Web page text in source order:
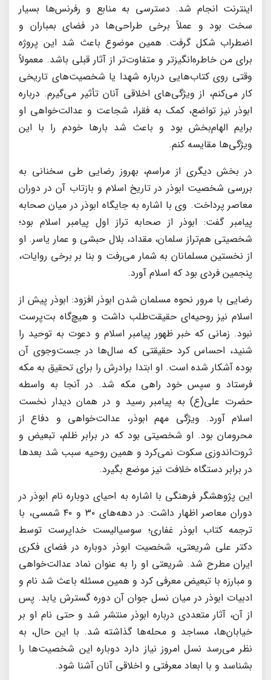
اینترنت انجام شد. دسترسی به منابع و رفرنس‌ها بسیار
سخت بود و عملاً برخی طراحی‌ها در فضای بمباران و
اضطراب شکل گرفت. همین موضوع باعث شد این پروژه
برای من خاطره‌انگیزتر و متفاوت‌تر از آثار قبلی باشد. معمولاً
وقتی روی کتاب‌هایی درباره شهدا یا شخصیت‌های تاریخی
کار می‌کنم، از ویژگی‌های اخلاقی آنان تأثیر می‌گیرم. درباره
ابوذر نیز تواضع، کمک به فقرا، شجاعت و عدالت‌خواهی او
برایم الهام‌بخش بود و باعث شد بارها خودم را با این
ویژگی‌ها مقایسه کنم.
در بخش دیگری از مراسم، بهروز رضایی طی سخنانی به
بررسی شخصیت ابوذر در تاریخ اسلام و بازتاب آن در دوران
معاصر پرداخت. وی با اشاره به جایگاه ابوذر در میان صحابه
پیامبر گفت: ابوذر از صحابه تراز اول پیامبر اسلام بود؛
شخصیتی هم‌تراز سلمان، مقداد، بلال حبشی و عمار یاسر. او
از نخستین مسلمانان به شمار می‌رفت و بنا بر برخی روایات،
پنجمین فردی بود که اسلام آورد.
رضایی با مرور نحوه مسلمان شدن ابوذر افزود: ابوذر پیش از
اسلام نیز روحیه‌ای حقیقت‌طلب داشت و هیچ‌گاه بت‌پرست
نبود. زمانی که خبر ظهور پیامبر اسلام و دعوت به توحید را
شنید، احساس کرد حقیقتی که سال‌ها در جست‌وجوی آن
بوده آشکار شده است. او ابتدا برادرش را برای تحقیق به مکه
فرستاد و سپس خود راهی مکه شد. در آنجا به واسطه
حضرت علی(ع) به پیامبر رسید و در همان دیدار نخست
اسلام آورد. ویژگی مهم ابوذر، عدالت‌خواهی و دفاع از
محرومان بود. او شخصیتی بود که در برابر ظلم، تبعیض و
ثروت‌اندوزی سکوت نمی‌کرد و همین روحیه سبب شد بعدها
در برابر دستگاه خلافت نیز موضع بگیرد.
این پژوهشگر فرهنگی با اشاره به احیای دوباره نام ابوذر در
دوران معاصر اظهار داشت: در دهه‌های ۳۰ و ۴۰ شمسی، با
ترجمه کتاب ابوذر غفاری؛ سوسیالیست خداپرست توسط
دکتر علی شریعتی، شخصیت ابوذر دوباره در فضای فکری
ایران مطرح شد. شریعتی او را به عنوان نماد عدالت‌خواهی
و مبارزه با تبعیض معرفی کرد و همین مسئله باعث شد نام و
ادبیات ابوذر در میان نسل جوان آن دوره گسترش یابد. پس
از آن، آثار متعددی درباره ابوذر منتشر شد و حتی نام او بر
خیابان‌ها، مساجد و محله‌ها گذاشته شد. با این حال، به
نظر می‌رسد نسل امروز نیاز دارد دوباره این شخصیت‌ها را
بشناسد و با ابعاد معرفتی و اخلاقی آنان آشنا شود.